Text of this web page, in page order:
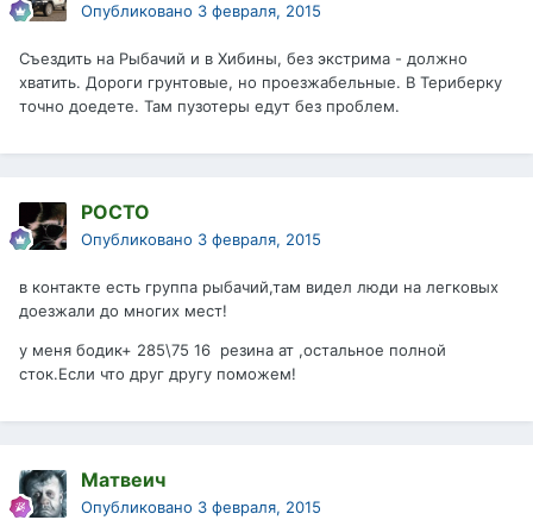
Опубликовано 3 февраля, 2015
Съездить на Рыбачий и в Хибины, без экстрима - должно
хватить. Дороги грунтовые, но проезжабельные. В Териберку
точно доедете. Там пузотеры едут без проблем.
РОСТО
Опубликовано 3 февраля, 2015
в контакте есть группа рыбачий,там видел люди на легковых
доезжали до многих мест!
у меня бодик+ 285\75 16 резина ат ,остальное полной
сток.Если что друг другу поможем!
Матвеич
Опубликовано 3 февраля, 2015